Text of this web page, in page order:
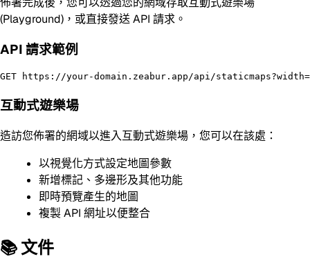
(Playground)，或直接發送 API 請求。
API 請求範例
互動式遊樂場
造訪您佈署的網域以進入互動式遊樂場，您可以在該處：
以視覺化方式設定地圖參數
新增標記、多邊形及其他功能
即時預覽產生的地圖
複製 API 網址以便整合
📚 文件